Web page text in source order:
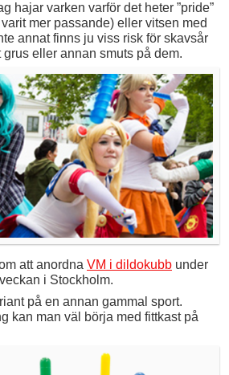
hajar varken varför det heter ”pride”
varit mer passande) eller vitsen med
annat finns ju viss risk för skavsår
eller annan smuts på dem.
att anordna VM i dildokubb under
i Stockholm.
på en annan gammal sport.
kan man väl börja med fittkast på